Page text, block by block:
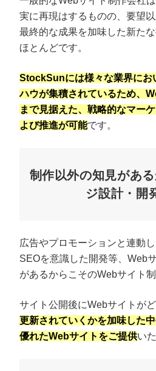
実に再現はするものの、要望
最終的な成果を加味した新た
ほとんどです。
StockSunには様々な業界にお
ハウが集積されているため、
まで見据えた、戦略的なマー
よび推進が可能です。
制作以外の知見があ
ジ設計・開
広告やプロモーションと連動し
SEOを意識した開発等、Web
があるからこそのWebサイト制
サイト公開後にWebサイトが
更新されていくかを加味した
優れたWebサイトをご提供い